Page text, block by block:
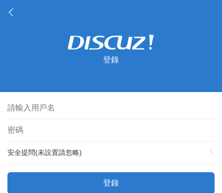
登錄
安全提問(未設置請忽略)
登錄